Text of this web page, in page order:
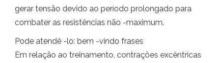
gerar tensão devido ao período prolongado para
combater as resistências não -maximum.
Pode atendê -lo: bem -vindo frases
Em relação ao treinamento, contrações excêntricas